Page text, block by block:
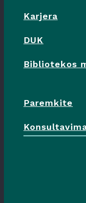
Karjera
DUK
Bibliotekos
Paremkite